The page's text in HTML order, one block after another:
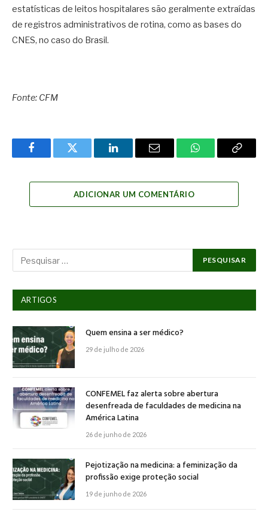
estatísticas de leitos hospitalares são geralmente extraídas
de registros administrativos de rotina, como as bases do
CNES, no caso do Brasil.
Fonte: CFM
FacebookTwitter LinkedInEmail WhatsAppCopy
ADICIONAR UM COMENTÁRIO
ARTIGOS
Quem ensina a ser médico?
29 de julho de 2026
CONFEMEL faz alerta sobre abertura
desenfreada de faculdades de medicina na
América Latina
26 de junho de 2026
Pejotização na medicina: a feminização da
profissão exige proteção social
19 de junho de 2026